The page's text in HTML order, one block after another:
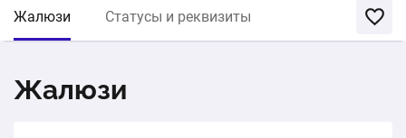
Жалюзи Статусы и реквизиты
Жалюзи